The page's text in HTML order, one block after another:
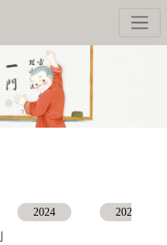
2024 2023